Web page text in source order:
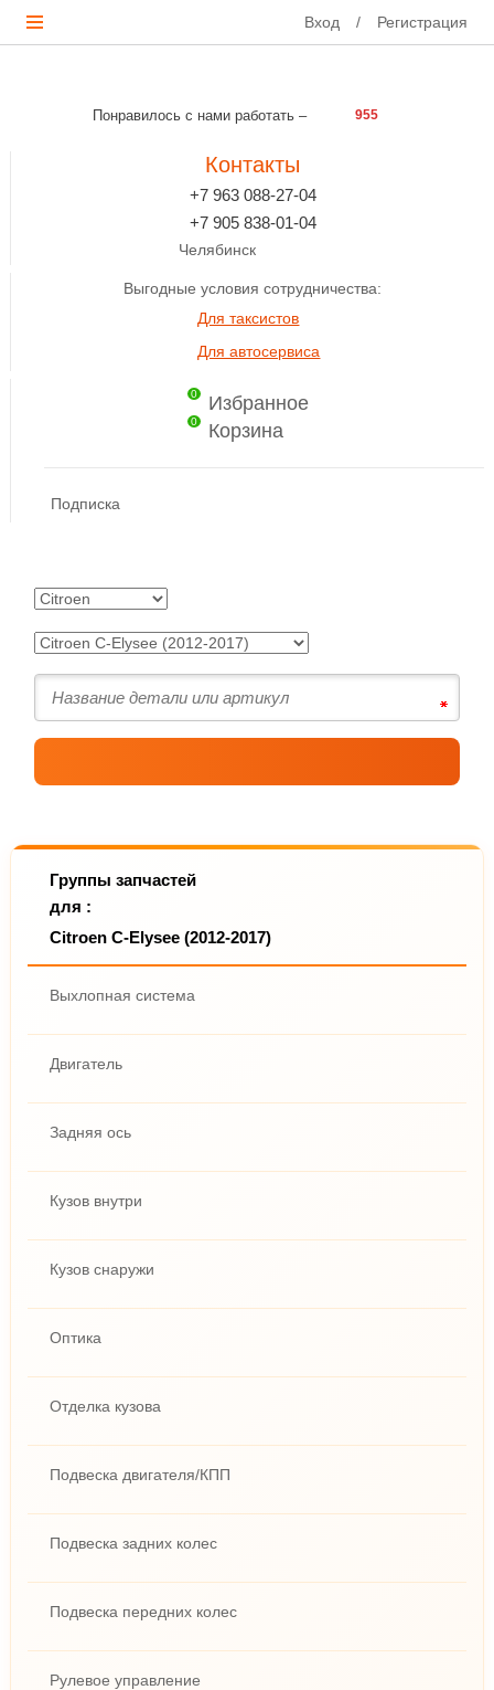
Вход / Регистрация
Понравилось с нами работать – 955
Контакты
+7 963 088-27-04
+7 905 838-01-04
Челябинск
Выгодные условия сотрудничества:
Для таксистов
Для автосервиса
0 Избранное
0 Корзина
Подписка
Группы запчастей
для :
Citroen C-Elysee (2012-2017)
Выхлопная система
Двигатель
Задняя ось
Кузов внутри
Кузов снаружи
Оптика
Отделка кузова
Подвеска двигателя/КПП
Подвеска задних колес
Подвеска передних колес
Рулевое управление